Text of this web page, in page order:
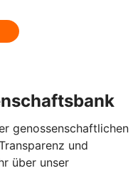
genossenschaftlichen
und
über unser